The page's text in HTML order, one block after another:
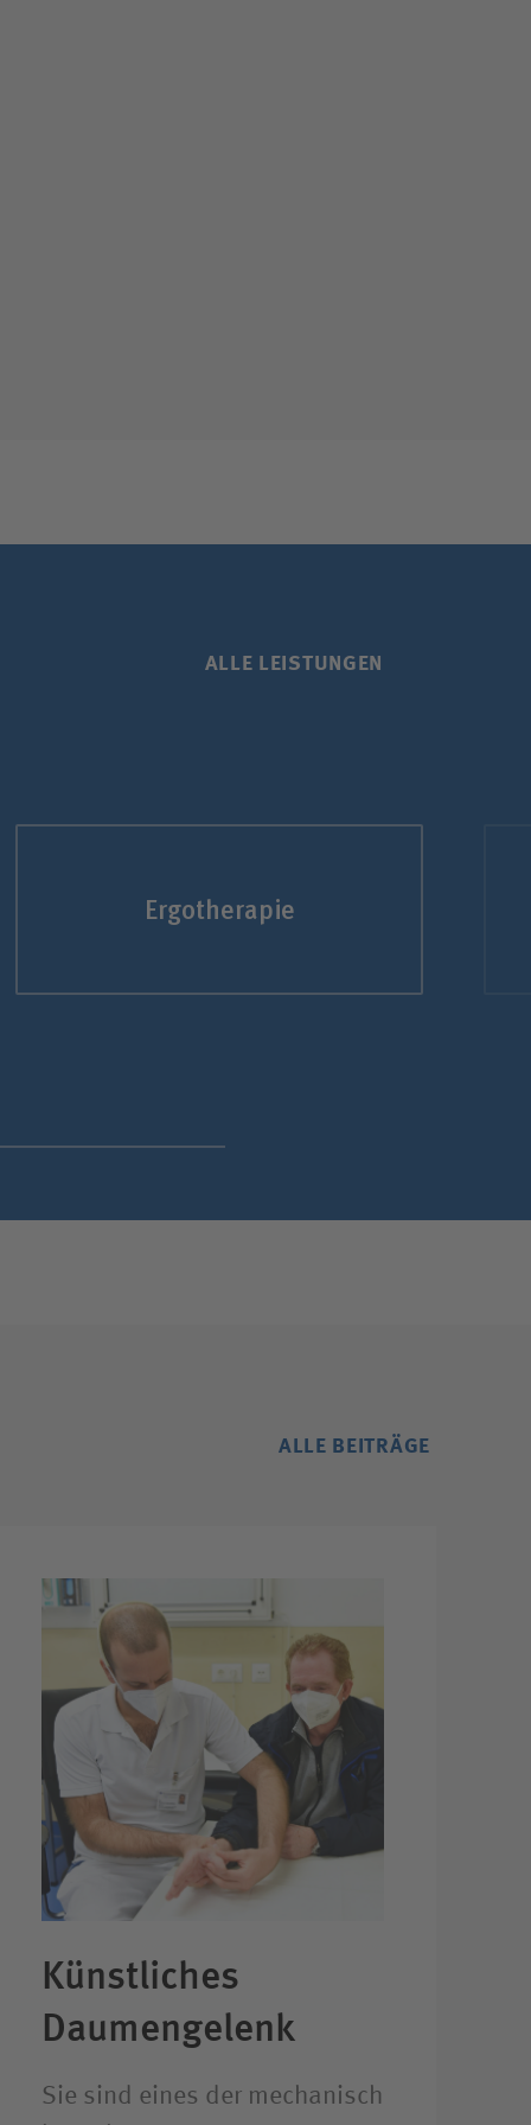
ALLE LEISTUNGEN
Ergotherapie
ALLE BEITRÄGE
Künstliches
Daumengelenk
Sie sind eines der mechanisch